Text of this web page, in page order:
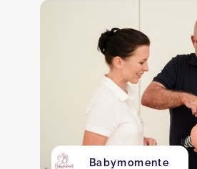
Babymomente